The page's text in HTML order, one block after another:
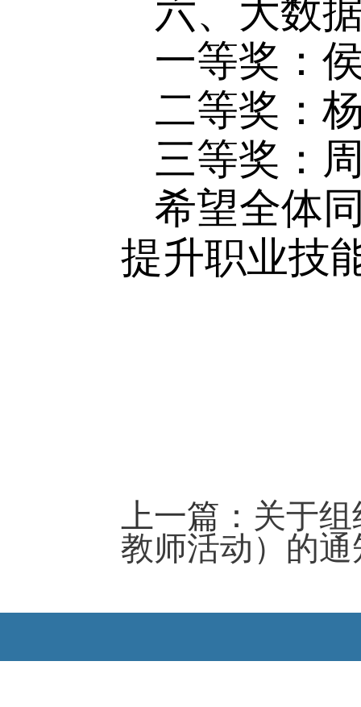
六、大数
一等奖：
二等奖：
三等奖：
希望全体
提升职业技
上一篇： 关于
教师活动）的通